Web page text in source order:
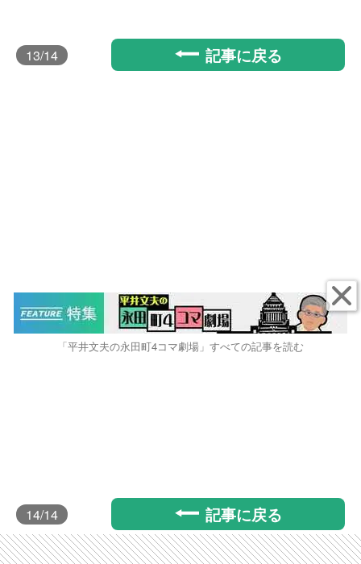
13/14 記事に戻る
「平井文夫の永田町4コマ劇場」すべての記事を読む
14/14 記事に戻る